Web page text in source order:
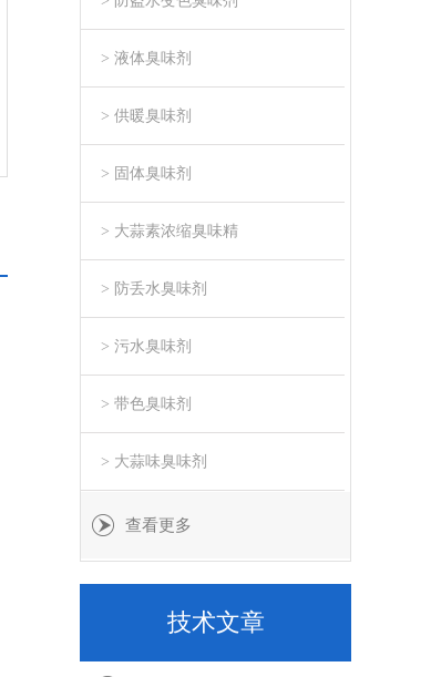
> 液体臭味剂
> 供暖臭味剂
> 固体臭味剂
> 大蒜素浓缩臭味精
> 防丢水臭味剂
> 污水臭味剂
> 带色臭味剂
> 大蒜味臭味剂
查看更多
技术文章